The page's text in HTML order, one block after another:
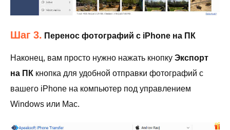
Шаг 3. Перенос фотографий с iPhone на ПК
Наконец, вам просто нужно нажать кнопку Экспорт
на ПК кнопка для удобной отправки фотографий с
вашего iPhone на компьютер под управлением
Windows или Mac.